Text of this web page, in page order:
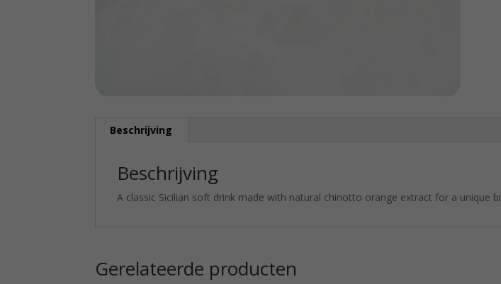
Beschrijving
Beschrijving
A classic Sicilian soft drink made with natural chinotto orange extract for a unique
Gerelateerde producten